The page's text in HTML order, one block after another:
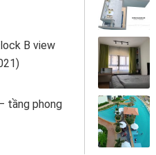
B view
tầng phong